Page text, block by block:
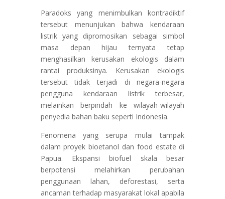
Paradoks yang menimbulkan kontradiktif
tersebut menunjukan bahwa kendaraan
listrik yang dipromosikan sebagai simbol
masa depan hijau ternyata tetap
menghasilkan kerusakan ekologis dalam
rantai produksinya. Kerusakan ekologis
tersebut tidak terjadi di negara-negara
pengguna kendaraan listrik terbesar,
melainkan berpindah ke wilayah-wilayah
penyedia bahan baku seperti Indonesia.
Fenomena yang serupa mulai tampak
dalam proyek bioetanol dan food estate di
Papua. Ekspansi biofuel skala besar
berpotensi melahirkan perubahan
penggunaan lahan, deforestasi, serta
ancaman terhadap masyarakat lokal apabila